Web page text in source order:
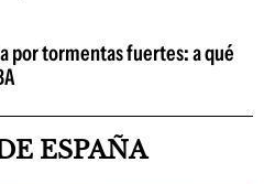
por tormentas fuertes: a qué
ESPAÑA